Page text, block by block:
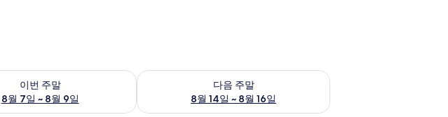
이번 주말
8월 7일 ~ 8월 9일
가능 여부 확인, 8월 7일 ~ 8월 9일
다음 주말
8월 14일 ~ 8월 16일
다음 주말 예약 가능 여부 확인, 8월 14일 ~ 8월 16일